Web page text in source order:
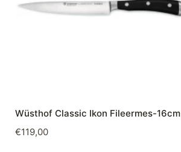
Wüsthof Classic Ikon Fileermes-16cm
€119,00